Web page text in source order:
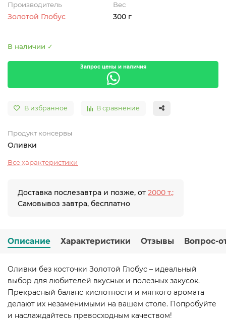
Производитель
Золотой Глобус
Вес
300 г
В наличии ✓
Запрос цены и наличия
В избранное В сравнение
Продукт консервы
Оливки
Все характеристики
Доставка послезавтра и позже, от 2000 т.;
Самовывоз завтра, бесплатно
Описание Характеристики Отзывы Вопрос-
Оливки без косточки Золотой Глобус – идеальный
выбор для любителей вкусных и полезных закусок.
Прекрасный баланс кислотности и мягкого аромата
делают их незаменимыми на вашем столе. Попробуйте
и наслаждайтесь превосходным качеством!